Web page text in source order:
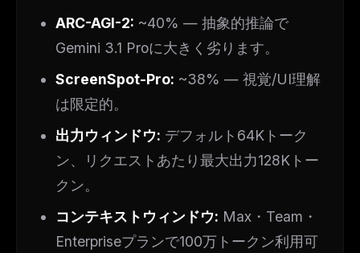
ARC-AGI-2: ~40% — 抽象的推論で
Gemini 3.1 Proに大きく劣ります。
ScreenSpot-Pro: ~38% — 視覚/UI理解
は限定的。
出力ウィンドウ: デフォルト64Kトーク
ン、リクエストあたり最大出力128Kトー
クン。
コンテキストウィンドウ: Max・Team・
Enterpriseプランで100万トークン利用可
The weekly digest forAI builders
Curated MCP picks, agent skills, rules, and LLM
workflow updates — one email, no noise.
Get the weekly digest